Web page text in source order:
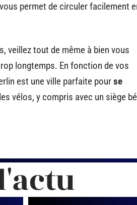
permet de circuler facilement
veillez tout de même à bien vous
longtemps. En fonction de vos
est une ville parfaite pourse
vélos, y compris avec un siège